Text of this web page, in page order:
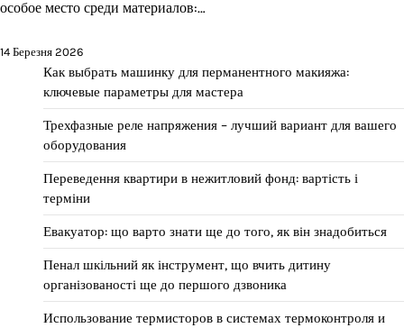
особое место среди материалов:…
14 Березня 2026
Как выбрать машинку для перманентного макияжа:
ключевые параметры для мастера
Трехфазные реле напряжения – лучший вариант для вашего
оборудования
Переведення квартири в нежитловий фонд: вартість і
терміни
Евакуатор: що варто знати ще до того, як він знадобиться
Пенал шкільний як інструмент, що вчить дитину
організованості ще до першого дзвоника
Использование термисторов в системах термоконтроля и